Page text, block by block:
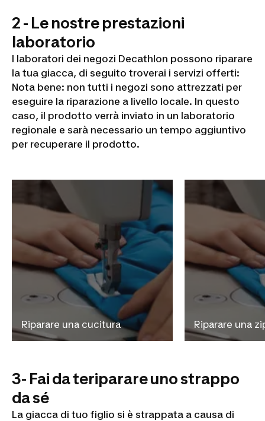
2 - Le nostre prestazioni
laboratorio
I laboratori dei negozi Decathlon possono riparare
la tua giacca, di seguito troverai i servizi offerti:
Nota bene: non tutti i negozi sono attrezzati per
eseguire la riparazione a livello locale. In questo
caso, il prodotto verrà inviato in un laboratorio
regionale e sarà necessario un tempo aggiuntivo
per recuperare il prodotto.
Riparare una cucitura Riparare una
3- Fai da teriparare uno strappo
da sé
La giacca di tuo figlio si è strappata a causa di